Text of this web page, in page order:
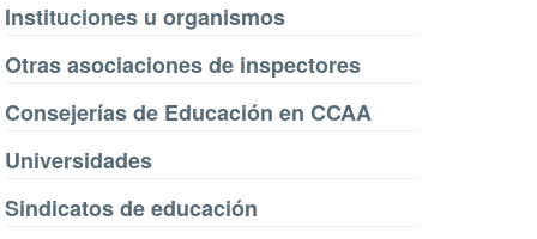
Instituciones u organismos
Otras asociaciones de inspectores
Consejerías de Educación en CCAA
Universidades
Sindicatos de educación